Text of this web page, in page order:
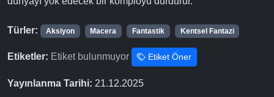
Türler: Aksiyon Macera Fantastik Kentsel Fantazi
Etiketler: Etiket bulunmuyor Etiket Öner
Yayınlanma Tarihi: 21.12.2025